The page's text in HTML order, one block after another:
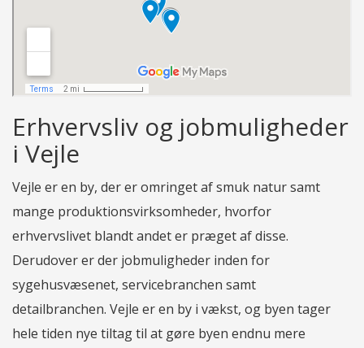
Erhvervsliv og jobmuligheder
i Vejle
Vejle er en by, der er omringet af smuk natur samt
mange produktionsvirksomheder, hvorfor
erhvervslivet blandt andet er præget af disse.
Derudover er der jobmuligheder inden for
sygehusvæsenet, servicebranchen samt
detailbranchen. Vejle er en by i vækst, og byen tager
hele tiden nye tiltag til at gøre byen endnu mere